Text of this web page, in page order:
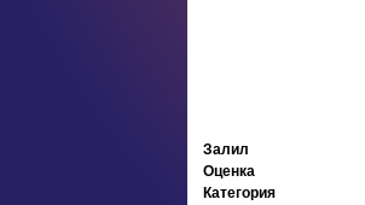
Залил
Оценка
Категория